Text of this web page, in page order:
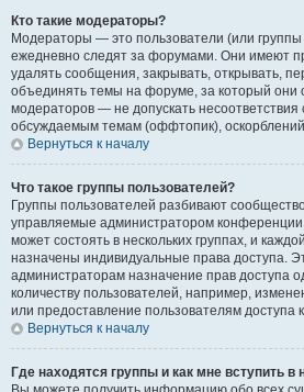
Кто такие модераторы?
Модераторы — это пользователи (или
ежедневно следят за форумами. Они имеют
удалять сообщения, закрывать, открывать,
объединять темы на форуме, за который они
модераторов — не допускать
обсуждаемым темам (оффтопик),
Вернуться к началу
Что такое группы пользователей?
Группы пользователей разбивают
управляемые администратором
может состоять в нескольких группах, и
назначены индивидуальные права доступа.
администраторам назначение прав доступа
количеству пользователей, например,
или предоставление пользователям
Вернуться к началу
Где находятся группы и как мне вступить в